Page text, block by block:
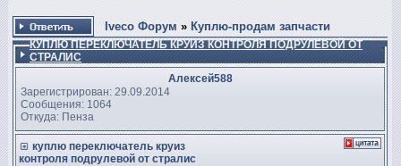
Iveco Форум » Куплю-продам запчасти
КУПЛЮ ПЕРЕКЛЮЧАТЕЛЬ КРУИЗ КОНТРОЛЯ ПОДРУЛЕВОЙ ОТ
СТРАЛИС
Алексей588
Зарегистрирован: 29.09.2014
Сообщения: 1064
Откуда: Пенза
куплю переключатель круиз
контроля подрулевой от стралис